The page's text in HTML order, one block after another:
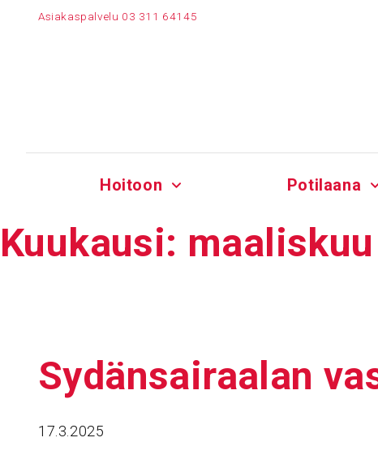
Asiakaspalvelu 03 311 64145
Hoitoon Potilaana
Kuukausi:
Sydän­sai­raalan
17.3.2025